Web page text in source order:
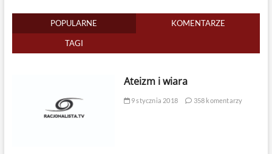
POPULARNE KOMENTARZE
TAGI
Ateizm i wiara
9 stycznia 2018 358 komentarzy